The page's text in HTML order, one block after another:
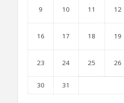
9 10 11 12
16 17 18 19
23 24 25 26
30
31